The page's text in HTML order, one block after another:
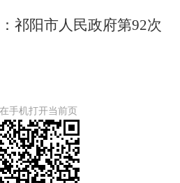
祁阳市人民政府第92次
手机打开当前页